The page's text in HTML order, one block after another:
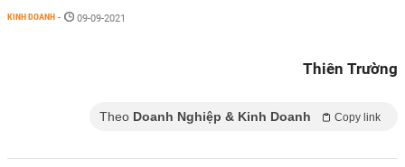
KINH DOANH - 09-09-2021
Thiên Trường
Theo Doanh Nghiệp & Kinh Doanh Copy link